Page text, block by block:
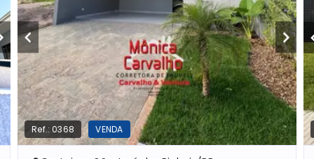
Ref.: 0368 VENDA